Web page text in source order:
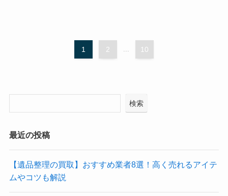
1 2 10
検索
最近の投稿
【遺品整理の買取】おすすめ業者8選！高く売れるアイテ
ムやコツも解説